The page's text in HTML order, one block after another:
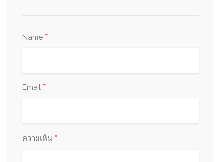
Name *
Email *
ความเห็น *